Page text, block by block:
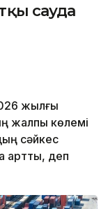
сауда
жылғы
жалпы көлемі
сәйкес
артты, деп